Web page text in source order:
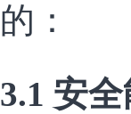
的：
3.1 安